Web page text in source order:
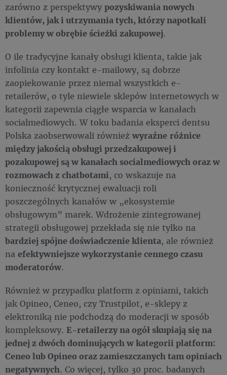
zarówno z perspektywy pozyskiwania nowych
klientów, jak i utrzymania tych, którzy napotkali
problemy w obrębie ścieżki zakupowej.
O ile tradycyjne kanały obsługi klienta, takie jak
infolinia czy kontakt e-mailowy, są dobrze
zaopiekowanie przez niemal wszystkich e-
retailerów, o tyle niewiele sklepów internetowych w
kategorii zapewnia ciągłe wsparcia w kanałach
socialmediowych. W toku badania eksperci dentsu
Polska zaobserwowali również wyraźne różnice
między jakością obsługi przedzakupowej i
pozakupowej są w kanałach socialmediowych oraz w
rozmowach z chatbotami, co wskazuje na
konieczność krytycznej ewaluacji roli
poszczególnych kanałów w „ekosystemie
obsługowym” marek. Wdrożenie zintegrowanej
strategii obsługowej przekłada się nie tylko na
bardziej spójne doświadczenie klienta, ale również
na efektywniejsze wykorzystanie cennego czasu
moderatorów.
Również w przypadku platform z opiniami, takich
jak Opineo, Ceneo, czy Trustpilot, e-sklepy z
elektroniką nie podchodzą do moderacji w sposób
kompleksowy. E-retailerzy na ogół skupiają się na
jednej z dwóch dominujących w kategorii platform:
Ceneo lub Opineo oraz zamieszczanych tam opiniach
negatywnych. Co więcej, tylko 30 proc. badanych